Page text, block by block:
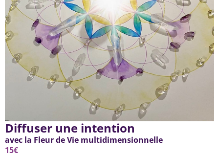
Diffuser une intention
avec la Fleur de Vie multidimensionnelle
15€